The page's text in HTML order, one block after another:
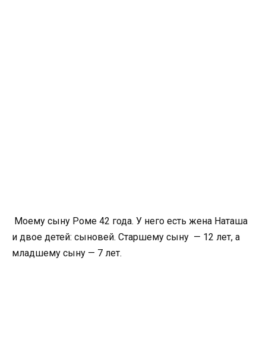
Моему сыну Роме 42 года. У него есть жена Наташа
и двое детей: сыновей. Старшему сыну — 12 лет, а
младшему сыну — 7 лет.